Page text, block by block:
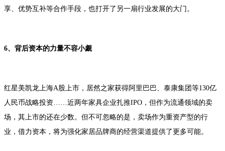
享、优势互补等合作手段，也打开了另一扇行业发展的大门。
6、背后资本的力量不容小觑
红星美凯龙上海A股上市，居然之家获得阿里巴巴、泰康集团等130亿
人民币战略投资……近两年家具企业扎推IPO，但作为流通领域的卖
场，其上市的还在少数。但不可忽略的是，卖场作为重资产型的行
业，借力资本，将为强化家居品牌商的经营渠道提供了更多可能。